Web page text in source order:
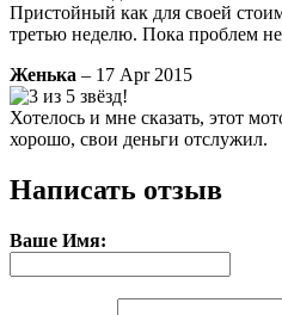
Пристойный как для своей
третью неделю. Пока проблем
Женька – 17 Apr 2015
Хотелось и мне сказать, этот
хорошо, свои деньги отслужил.
Написать отзыв
Ваше Имя: